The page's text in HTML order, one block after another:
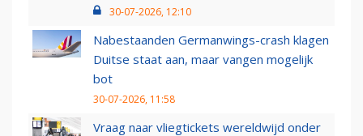
30-07-2026, 12:10
Nabestaanden Germanwings-crash klagen
Duitse staat aan, maar vangen mogelijk
bot
30-07-2026, 11:58
Vraag naar vliegtickets wereldwijd onder